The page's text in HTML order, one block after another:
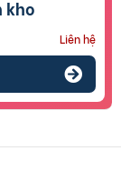
kho
Liên hệ